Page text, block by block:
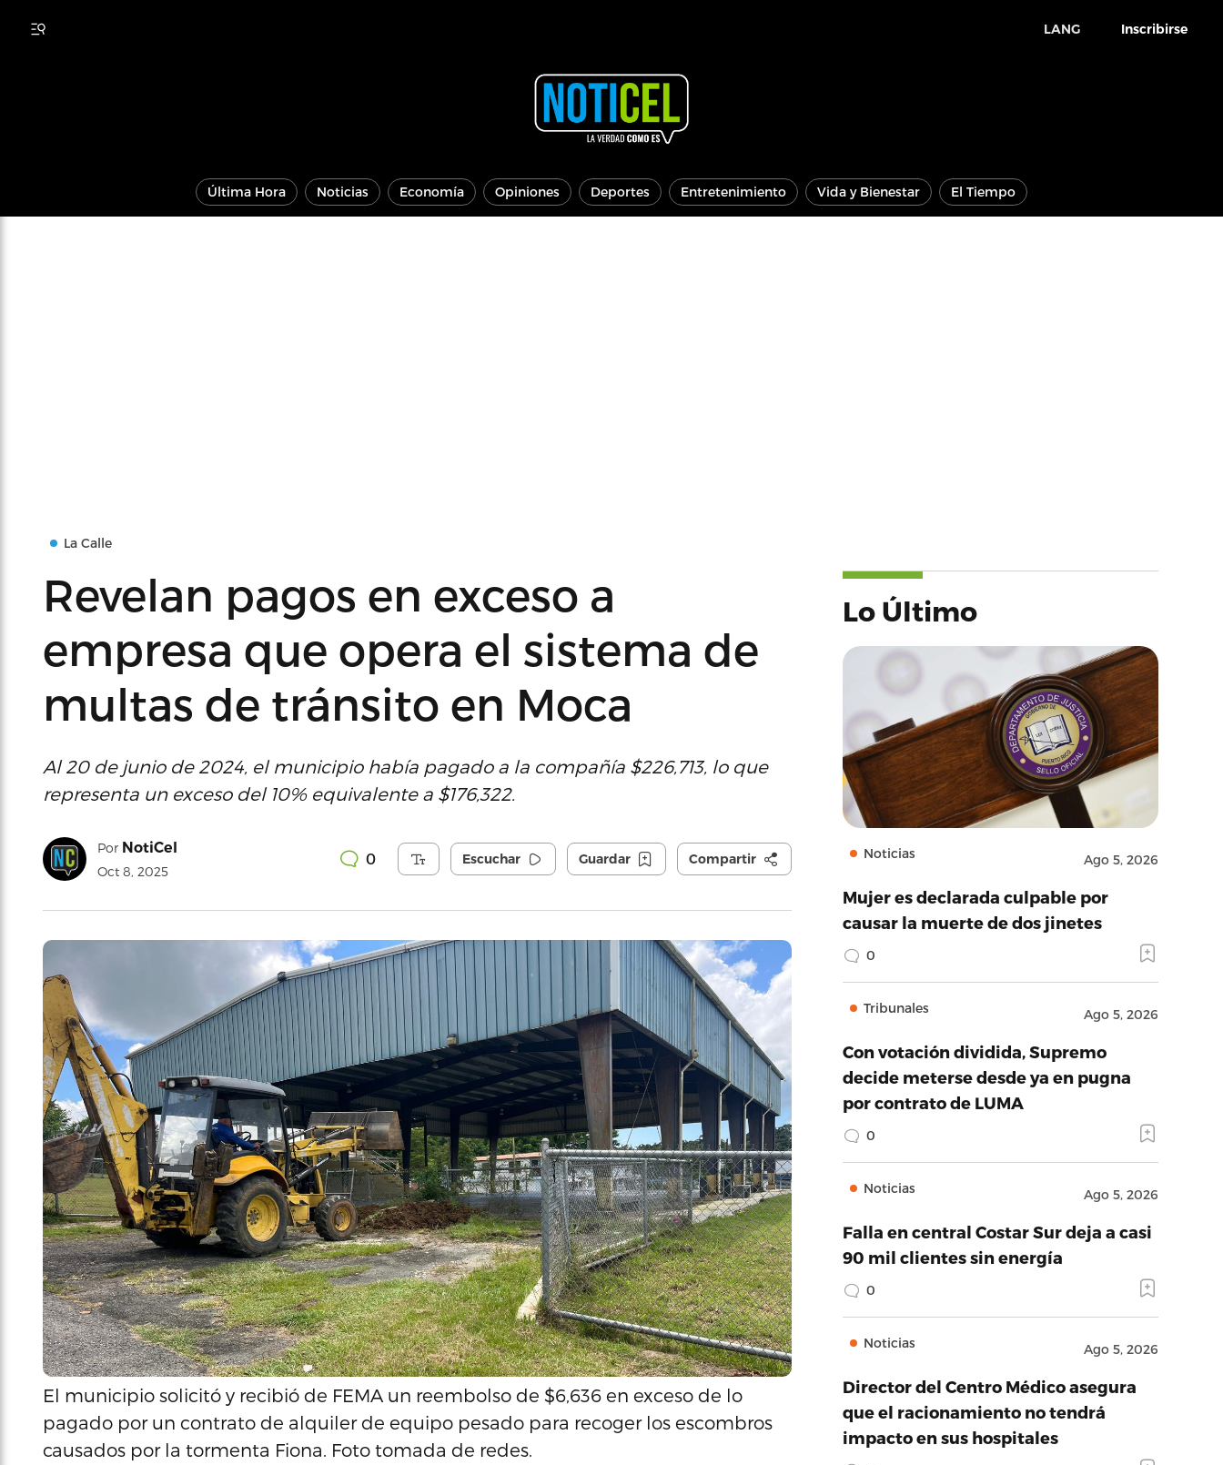
LANG Inscribirse
Última Hora Noticias Economía Opiniones Deportes Entretenimiento Vida y Bienestar El Tiempo
La Calle
Revelan pagos en exceso a
empresa que opera el sistema de
multas de tránsito en Moca
Al 20 de junio de 2024, el municipio había pagado a la compañía $226,713, lo que
representa un exceso del 10% equivalente a $176,322.
Por NotiCel
Oct 8, 2025
0 Escuchar Guardar Compartir
El municipio solicitó y recibió de FEMA un reembolso de $6,636 en exceso de lo
pagado por un contrato de alquiler de equipo pesado para recoger los escombros
causados por la tormenta Fiona. Foto tomada de redes.
Lo Último
Noticias Ago 5, 2026
Mujer es declarada culpable por
causar la muerte de dos jinetes
0
Tribunales Ago 5, 2026
Con votación dividida, Supremo
decide meterse desde ya en pugna
por contrato de LUMA
0
Noticias Ago 5, 2026
Falla en central Costar Sur deja a casi
90 mil clientes sin energía
0
Noticias Ago 5, 2026
Director del Centro Médico asegura
que el racionamiento no tendrá
impacto en sus hospitales